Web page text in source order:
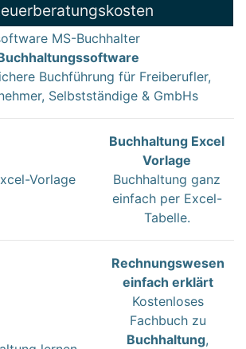
Buchführung für Freiberufler,
Selbstständige & GmbHs
Buchhaltung Excel
Vorlage
Buchhaltung ganz
einfach per Excel-
Tabelle.
Rechnungswesen
einfach erklärt
Kostenloses
Fachbuch zu
Buchhaltung,